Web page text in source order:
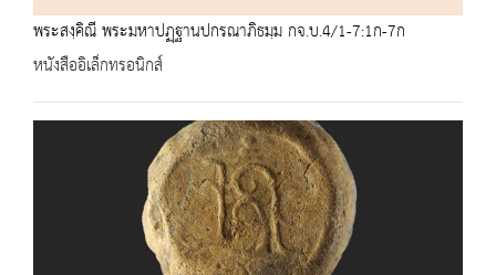
พระสงฺคิณี พระมหาปฏฺฐานปกรณาภิธมฺม กจ.บ.4/1-7:1ก-7ก
หนังสืออิเล็กทรอนิกส์